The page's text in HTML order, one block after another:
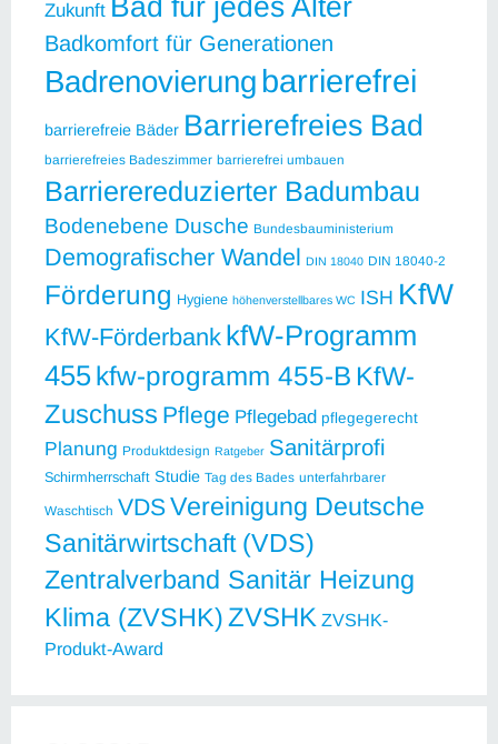
Zukunft Bad für jedes Alter
Badkomfort für Generationen
Badrenovierung barrierefrei
barrierefreie Bäder Barrierefreies Bad
barrierefreies Badeszimmer barrierefrei umbauen
Barrierereduzierter Badumbau
Bodenebene Dusche Bundesbauministerium
Demografischer Wandel DIN 18040 DIN 18040-2
Förderung Hygiene höhenverstellbares WC ISH KfW
KfW-Förderbank kfW-Programm
455kfw-programm 455-B KfW-
Zuschuss Pflege Pflegebad pflegegerecht
Planung Produktdesign Ratgeber Sanitärprofi
Schirmherrschaft Studie Tag des Bades unterfahrbarer
Waschtisch VDSVereinigung Deutsche
Sanitärwirtschaft (VDS)
Zentralverband Sanitär Heizung
Klima (ZVSHK)ZVSHK ZVSHK-
Produkt-Award